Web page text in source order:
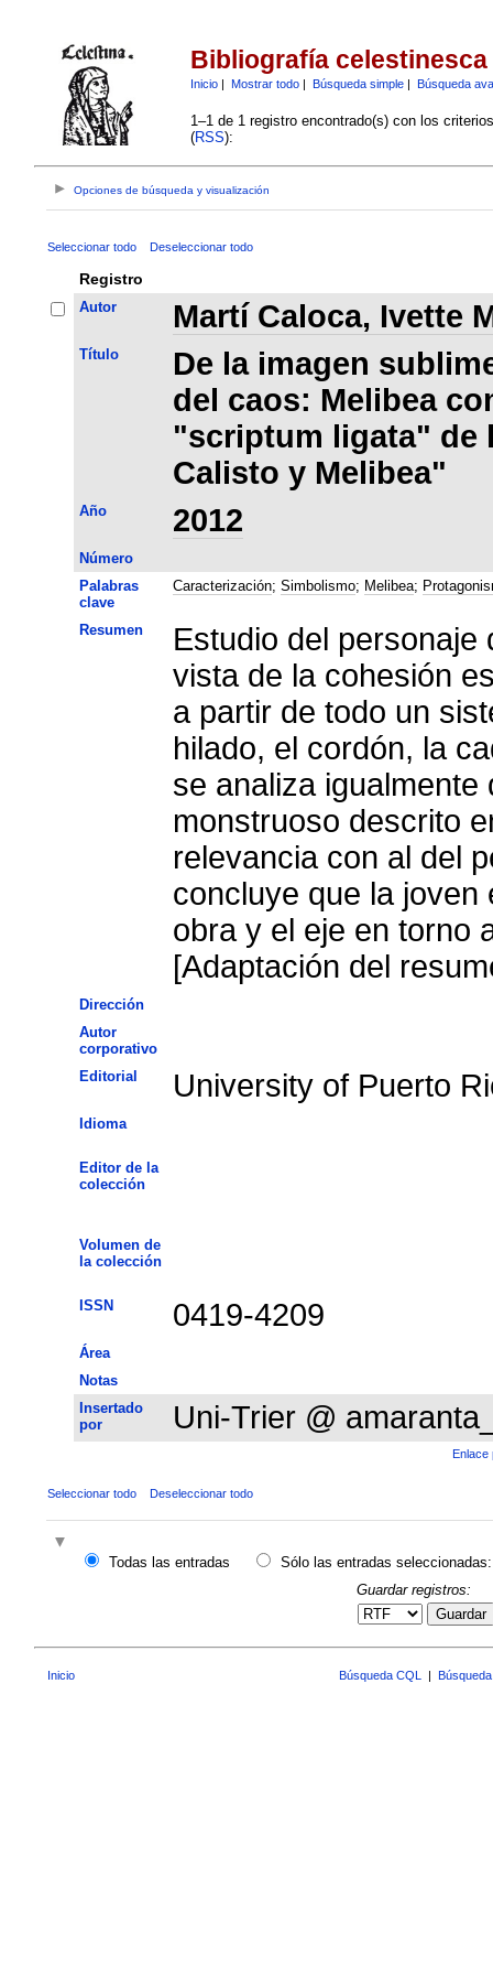
Bibliografía celestinesca
Inicio| Mostrar todo| Búsqueda simple| Búsqueda
1–1 de 1 registro encontrado(s) con los
(RSS):
Opciones de búsqueda y visualización
Seleccionar todo Deseleccionar todo
Registro
Autor Martí Caloca, Ivette
Título
De la imagen
del caos: Melibea
"scriptum ligata" de
Calisto y Melibea"
Año 2012
Número
Palabras
clave
Caracterización; Simbolismo; Melibea;
Resumen
Estudio del personaje
vista de la cohesión
a partir de todo un
hilado, el cordón, la
se analiza
monstruoso descrito
relevancia con al del
concluye que la joven
obra y el eje en torno
[Adaptación del
Dirección
Autor
corporativo
Editorial
University of Puerto
Idioma
Editor de la
colección
Volumen de
la colección
ISSN 0419-4209
Área
Notas
Insertado
por
Uni-Trier @
Enlace
Seleccionar todo Deseleccionar todo
Todas las entradas
Sólo las entradas seleccionadas:
Guardar registros:
Guardar
Inicio Búsqueda CQL